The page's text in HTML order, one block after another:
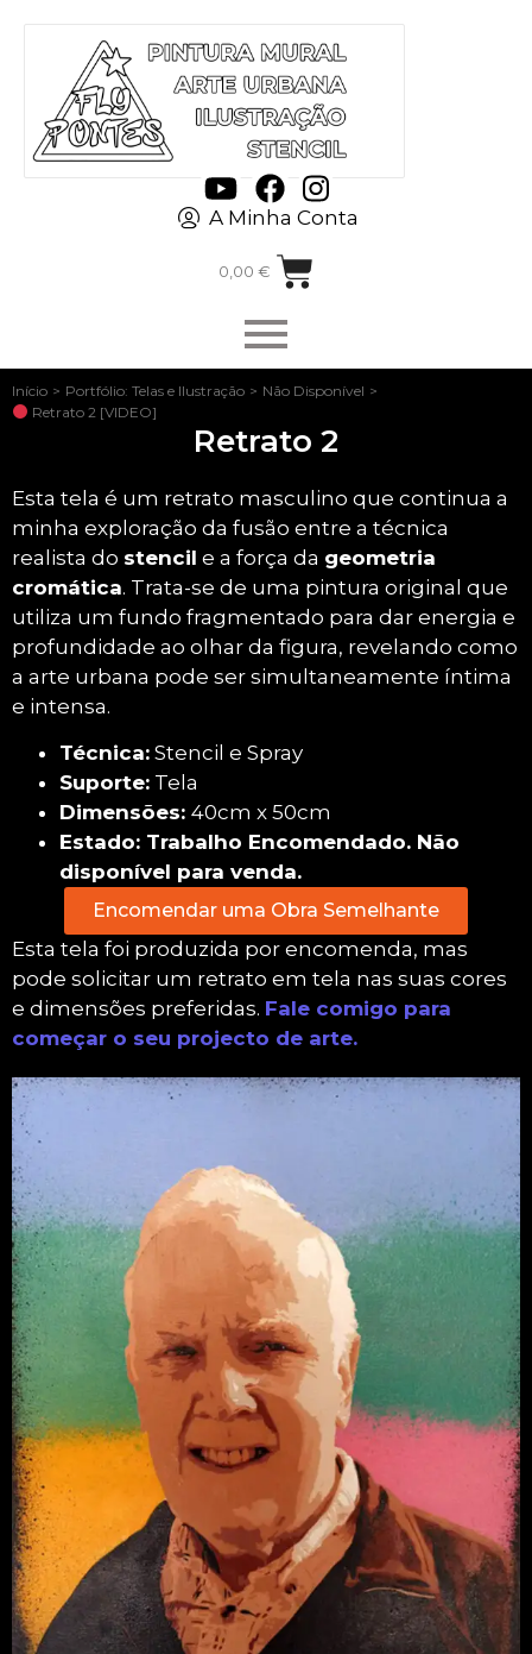
A Minha Conta
0,00 €
Início > Portfólio: Telas e Ilustração > Não Disponível >
Retrato 2 [VIDEO]
Retrato 2
Esta tela é um retrato masculino que continua a
minha exploração da fusão entre a técnica
realista do stencil e a força da geometria
cromática. Trata-se de uma pintura original que
utiliza um fundo fragmentado para dar energia e
profundidade ao olhar da figura, revelando como
a arte urbana pode ser simultaneamente íntima
e intensa.
Técnica: Stencil e Spray
Suporte: Tela
Dimensões: 40cm x 50cm
Estado: Trabalho Encomendado. Não
disponível para venda.
Encomendar uma Obra Semelhante
Esta tela foi produzida por encomenda, mas
pode solicitar um retrato em tela nas suas cores
e dimensões preferidas. Fale comigo para
começar o seu projecto de arte.